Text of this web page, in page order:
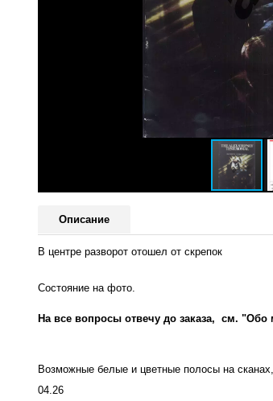
Описание
В центре разворот отошел от скрепок
Состояние на фото.
На все вопросы отвечу до заказа, см. "Обо
Возможные белые и цветные полосы на
04.26